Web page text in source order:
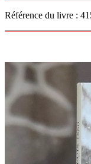
Référence du livre :